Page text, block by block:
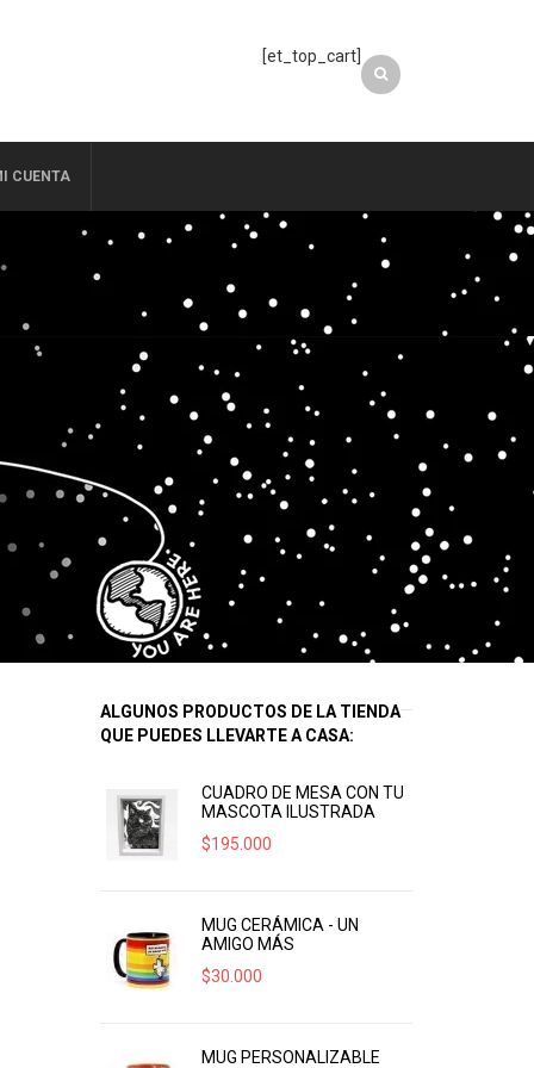
[et_top_cart]
CUENTA
ALGUNOS PRODUCTOS DE LA TIENDA
QUE PUEDES LLEVARTE A CASA:
CUADRO DE MESA CON TU
MASCOTA ILUSTRADA
$195.000
MUG CERÁMICA - UN
AMIGO MÁS
$30.000
MUG PERSONALIZABLE